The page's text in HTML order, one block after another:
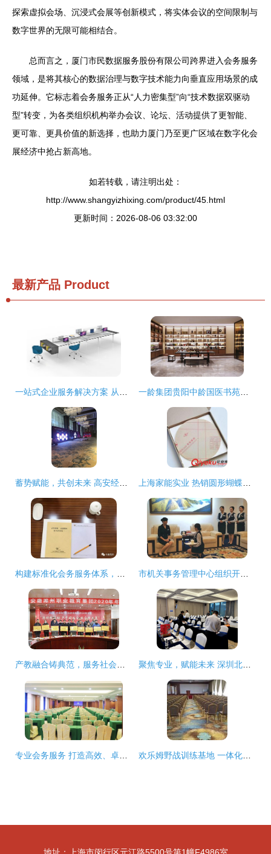
探索虚拟会场、沉浸式会展等创新模式，将实体会议的空间限制与
数字世界的无限可能相结合。
总而言之，厦门市民数据服务股份有限公司跨界进入会务服务
领域，是将其核心的数据治理与数字技术能力向垂直应用场景的成
功延伸。它标志着会务服务正从“人力密集型”向“技术数据双驱动
型”转变，为各类组织机构举办会议、论坛、活动提供了更智能、
更可靠、更具价值的新选择，也助力厦门乃至更广区域在数字化会
展经济中抢占新高地。
如若转载，请注明出处：
http://www.shangyizhixing.com/product/45.html
更新时间：2026-08-06 03:32:00
最新产品 Product